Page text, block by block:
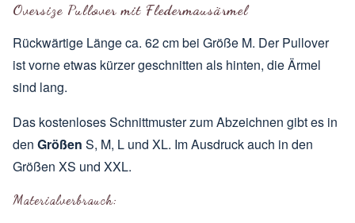
Oversize Pullover mit Fledermausärmel
Rückwärtige Länge ca. 62 cm bei Größe M. Der Pullover
ist vorne etwas kürzer geschnitten als hinten, die Ärmel
sind lang.
Das kostenloses Schnittmuster zum Abzeichnen gibt es in
den Größen S, M, L und XL. Im Ausdruck auch in den
Größen XS und XXL.
Materialverbrauch: